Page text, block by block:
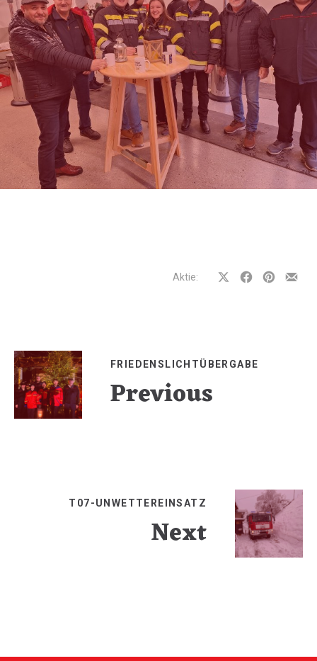
Aktie:
Auf
Auf
Auf
Teilen
FRIEDENSLICHTÜBERGABE
Previous
T07-UNWETTEREINSATZ
Next